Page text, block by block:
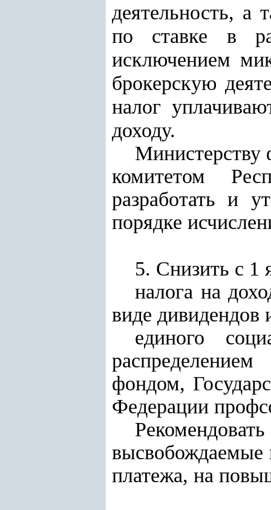
деятельность, а
по ставке в
исключением
брокерскую
налог
доходу.
Министерству
комитетом
разработать и
порядке
5. Снизить с 1
налога на
виде дивидендов
единого
фондом,
Федерации
высвобождаемые
платежа, на